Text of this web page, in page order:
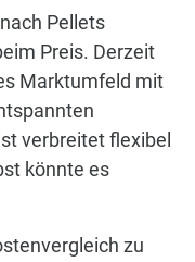
Pellets
Preis. Derzeit
Marktumfeld mit
verbreitet flexibel
könnte es
zu